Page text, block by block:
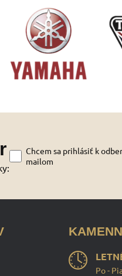
Chcem sa prihlásiť k
mailom
Po -